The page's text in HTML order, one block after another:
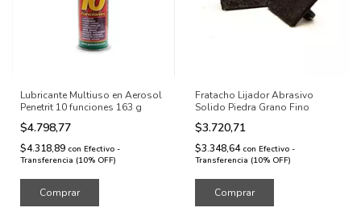
Lubricante Multiuso en Aerosol
Penetrit 10 funciones 163 g
$4.798,77
$4.318,89 con Efectivo -
Transferencia (10% OFF)
Fratacho Lijador Abrasivo
Solido Piedra Grano Fino
$3.720,71
$3.348,64 con Efectivo -
Transferencia (10% OFF)